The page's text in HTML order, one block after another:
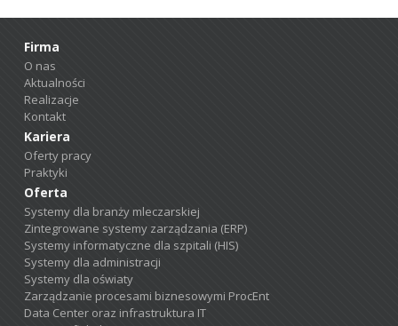
Firma
O nas
Aktualności
Realizacje
Kontakt
Kariera
Oferty pracy
Praktyki
Oferta
Systemy dla branży mleczarskiej
Zintegrowane systemy zarządzania (ERP)
Systemy informatyczne dla szpitali (HIS)
Systemy dla administracji
Systemy dla oświaty
Zarządzanie procesami biznesowymi ProcEnt
Data Center oraz infrastruktura IT